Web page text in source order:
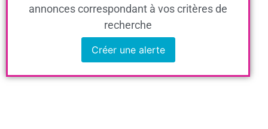
annonces correspondant à vos critères de
recherche
Créer une alerte